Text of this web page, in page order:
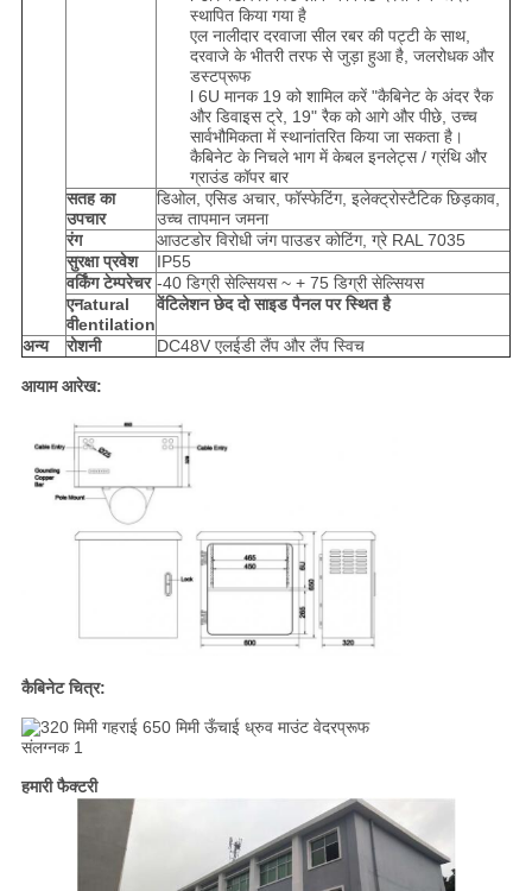
स्थापित किया गया है
एल नालीदार दरवाजा सील रबर की पट्टी के साथ,
दरवाजे के भीतरी तरफ से जुड़ा हुआ है, जलरोधक और
डस्टप्रूफ
l 6U मानक 19 को शामिल करें "कैबिनेट के अंदर रैक
और डिवाइस ट्रे, 19" रैक को आगे और पीछे, उच्च
सार्वभौमिकता में स्थानांतरित किया जा सकता है।
कैबिनेट के निचले भाग में केबल इनलेट्स / ग्रंथि और
ग्राउंड कॉपर बार
सतह का
उपचार
डिओल, एसिड अचार, फॉस्फेटिंग, इलेक्ट्रोस्टैटिक छिड़काव,
उच्च तापमान जमना
रंग
आउटडोर विरोधी जंग पाउडर कोटिंग, ग्रे RAL 7035
सुरक्षा प्रवेश
IP55
वर्किंग टेम्परेचर -40 डिग्री सेल्सियस ~ + 75 डिग्री सेल्सियस
एनatural
वीentilation
वेंटिलेशन छेद दो साइड पैनल पर स्थित है
अन्य रोशनी DC48V एलईडी लैंप और लैंप स्विच
आयाम आरेख:
कैबिनेट चित्र:
हमारी फैक्टरी